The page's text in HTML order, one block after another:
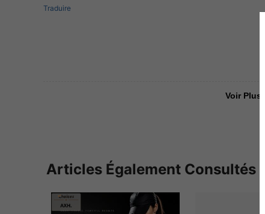
Traduire
Voir Plus
Articles Également Consultés